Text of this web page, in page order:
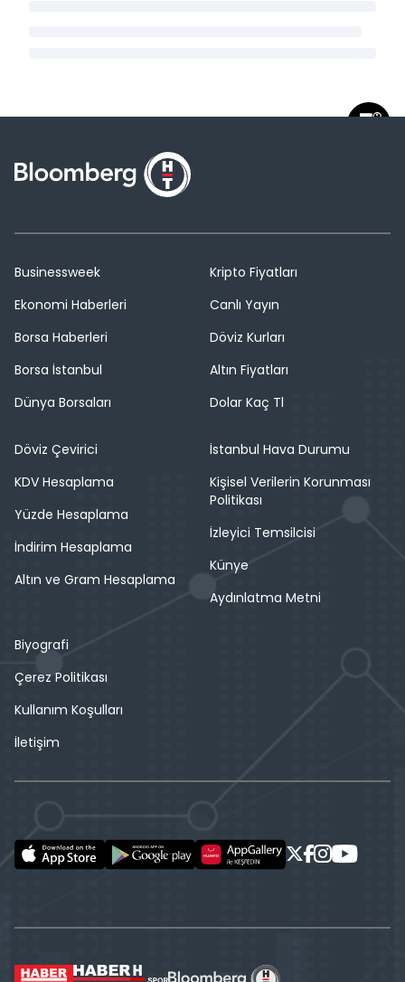
Businessweek
Ekonomi Haberleri
Borsa Haberleri
Borsa İstanbul
Dünya Borsaları
Kripto Fiyatları
Canlı Yayın
Döviz Kurları
Altın Fiyatları
Dolar Kaç Tl
Döviz Çevirici
KDV Hesaplama
Yüzde Hesaplama
İndirim Hesaplama
Altın ve Gram Hesaplama
İstanbul Hava Durumu
Kişisel Verilerin Korunması
Politikası
İzleyici Temsilcisi
Künye
Aydınlatma Metni
Biyografi
Çerez Politikası
Kullanım Koşulları
İletişim